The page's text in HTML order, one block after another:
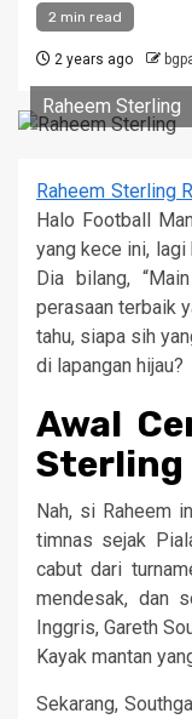
2 min read
2 years ago
Raheem Sterling
Raheem Sterling
Halo Football
yang kece ini, lagi
Dia bilang,
perasaan terbaik
tahu, siapa sih
di lapangan hijau?
Awal
Sterling
Nah, si Raheem
timnas sejak
cabut dari
mendesak, dan
Inggris, Gareth
Kayak mantan
Sekarang,